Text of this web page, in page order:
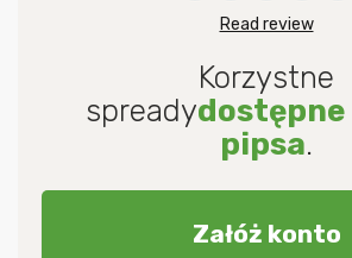
Read review
Korzystne
spreadydostępne
pipsa.
Załóż konto